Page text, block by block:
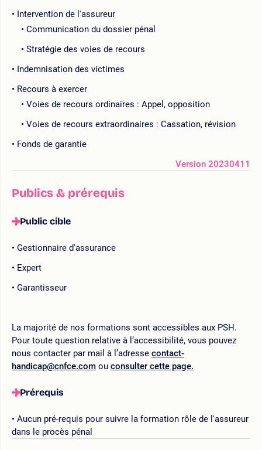
Intervention de l'assureur
Communication du dossier pénal
Stratégie des voies de recours
Indemnisation des victimes
Recours à exercer
Voies de recours ordinaires : Appel, opposition
Voies de recours extraordinaires : Cassation, révision
Fonds de garantie
Version 20230411
Publics & prérequis
Public cible
Gestionnaire d'assurance
Expert
Garantisseur
La majorité de nos formations sont accessibles aux PSH.
Pour toute question relative à l’accessibilité, vous pouvez
nous contacter par mail à l’adresse contact-
handicap@cnfce.com ou consulter cette page.
Prérequis
Aucun pré-requis pour suivre la formation rôle de l'assureur
dans le procès pénal